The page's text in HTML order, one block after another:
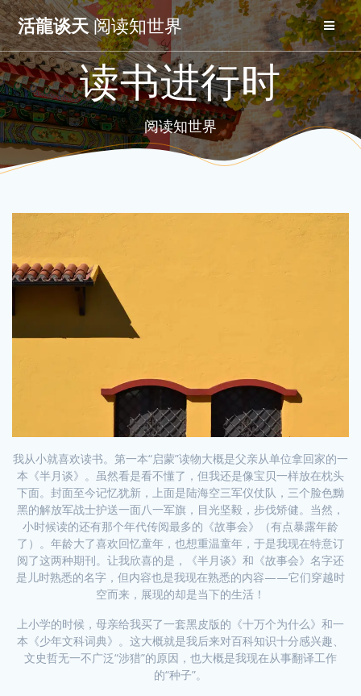
Skip
to
content
活龍谈天阅读知世界
读书进行时
阅读知世界
我从小就喜欢读书。第一本“启蒙”读物大概是父亲从单位拿回家的一
本《半月谈》。虽然看是看不懂了，但我还是像宝贝一样放在枕头
下面。封面至今记忆犹新，上面是陆海空三军仪仗队，三个脸色黝
黑的解放军战士护送一面八一军旗，目光坚毅，步伐矫健。当然，
小时候读的还有那个年代传阅最多的《故事会》（有点暴露年龄
了）。年龄大了喜欢回忆童年，也想重温童年，于是我现在特意订
阅了这两种期刊。让我欣喜的是，《半月谈》和《故事会》名字还
是儿时熟悉的名字，但内容也是我现在熟悉的内容——它们穿越时
空而来，展现的却是当下的生活！
上小学的时候，母亲给我买了一套黑皮版的《十万个为什么》和一
本《少年文科词典》。这大概就是我后来对百科知识十分感兴趣、
文史哲无一不广泛“涉猎”的原因，也大概是我现在从事翻译工作
的“种子”。